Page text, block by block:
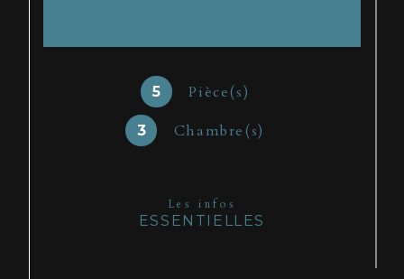
5 Pièce(s)
3 Chambre(s)
Les infos
ESSENTIELLES
A l'étage : chambre/bureau.
avec salle d'eau/W.C. Un
garage/buanderie. 2 terrasses
carrelées. Superbe jardin
Parcelle 1381m². Zone